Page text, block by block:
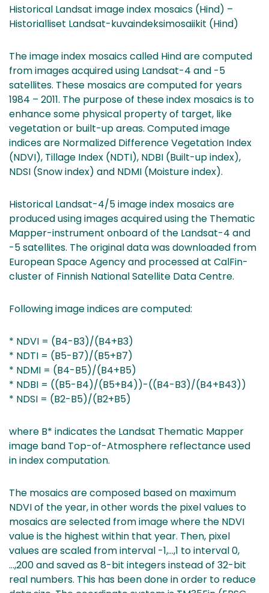
Historical Landsat image index mosaics (Hind) –
Historialliset Landsat-kuvaindeksimosaiikit (Hind)
The image index mosaics called Hind are computed
from images acquired using Landsat-4 and -5
satellites. These mosaics are computed for years
1984 – 2011. The purpose of these index mosaics is to
enhance some physical property of target, like
vegetation or built-up areas. Computed image
indices are Normalized Difference Vegetation Index
(NDVI), Tillage Index (NDTI), NDBI (Built-up index),
NDSI (Snow index) and NDMI (Moisture index).
Historical Landsat-4/5 image index mosaics are
produced using images acquired using the Thematic
Mapper-instrument onboard of the Landsat-4 and
-5 satellites. The original data was downloaded from
European Space Agency and processed at CalFin-
cluster of Finnish National Satellite Data Centre.
Following image indices are computed:
* NDVI = (B4-B3)/(B4+B3)
* NDTI = (B5-B7)/(B5+B7)
* NDMI = (B4-B5)/(B4+B5)
* NDBI = ((B5-B4)/(B5+B4))-((B4-B3)/(B4+B43))
* NDSI = (B2-B5)/(B2+B5)
where B* indicates the Landsat Thematic Mapper
image band Top-of-Atmosphere reflectance used
in index computation.
The mosaics are composed based on maximum
NDVI of the year, in other words the pixel values to
mosaics are selected from image where the NDVI
value is the highest within that year. Then, pixel
values are scaled from interval -1,…,1 to interval 0,
…,200 and saved as 8-bit integers instead of 32-bit
real numbers. This has been done in order to reduce